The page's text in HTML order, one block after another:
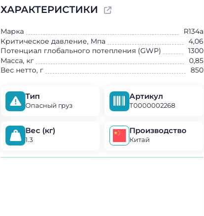
ХАРАКТЕРИСТИКИ
Марка
R134a
Критическое давление, Мпа
4,06
Потенциал глобального потепления (GWP)
1300
Масса, кг
0,85
Вес нетто, г
850
Тип
Опасный груз
Артикул
Т0000002268
Вес (кг)
1.3
Производство
Китай